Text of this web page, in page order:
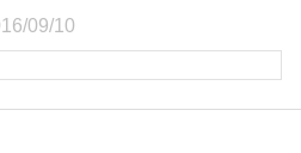
09/10